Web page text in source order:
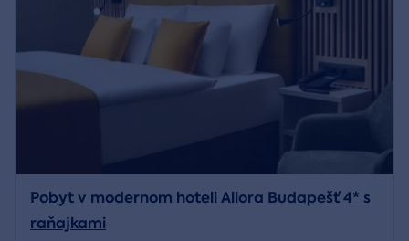
Pobyt v modernom hoteli Allora Budapešť 4* s
raňajkami